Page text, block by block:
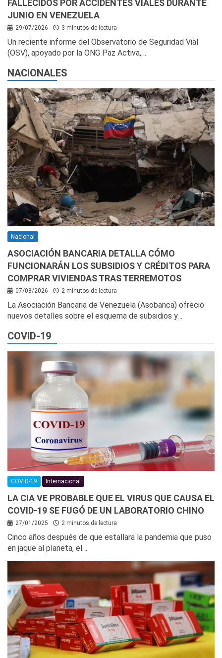
FALLECIDOS POR ACCIDENTES VIALES DURANTE
JUNIO EN VENEZUELA
29/07/2026 3 minutos de lectura
Un reciente informe del Observatorio de Seguridad Vial
(OSV), apoyado por la ONG Paz Activa,…
NACIONALES
Nacional
ASOCIACIÓN BANCARIA DETALLA CÓMO
FUNCIONARÁN LOS SUBSIDIOS Y CRÉDITOS PARA
COMPRAR VIVIENDAS TRAS TERREMOTOS
07/08/2026 2 minutos de lectura
La Asociación Bancaria de Venezuela (Asobanca) ofreció
nuevos detalles sobre el esquema de subsidios y…
COVID-19
COVID-19 Internacional
LA CIA VE PROBABLE QUE EL VIRUS QUE CAUSA EL
COVID-19 SE FUGÓ DE UN LABORATORIO CHINO
27/01/2025 2 minutos de lectura
Cinco años después de que estallara la pandemia que puso
en jaque al planeta, el…